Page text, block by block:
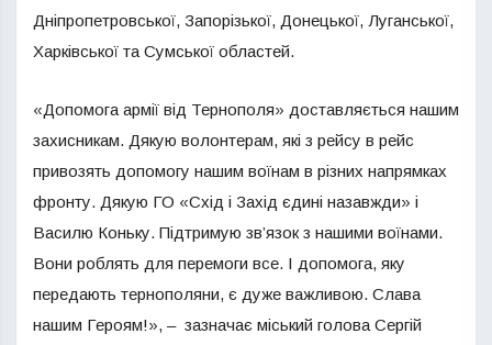
Дніпропетровської, Запорізької, Донецької, Луганської,
Харківської та Сумської областей.
«Допомога армії від Тернополя» доставляється нашим
захисникам. Дякую волонтерам, які з рейсу в рейс
привозять допомогу нашим воїнам в різних напрямках
фронту. Дякую ГО «Схід і Захід єдині назавжди» і
Василю Коньку. Підтримую зв’язок з нашими воїнами.
Вони роблять для перемоги все. І допомога, яку
передають тернополяни, є дуже важливою. Слава
нашим Героям!», – зазначає міський голова Сергій